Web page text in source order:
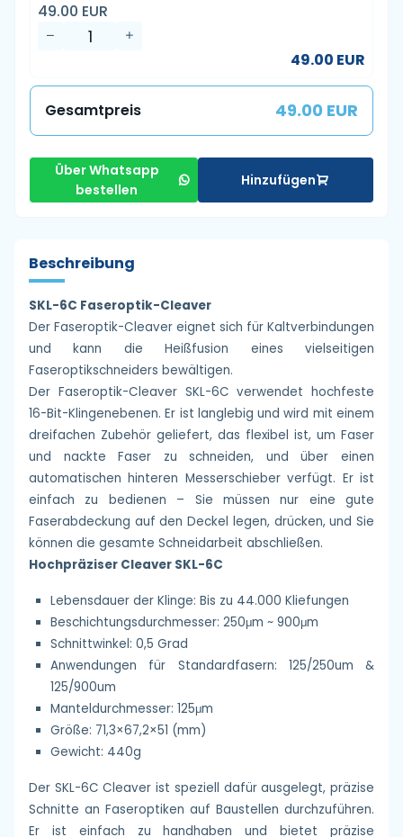
49.00 EUR
49.00 EUR
Gesamtpreis 49.00 EUR
Über Whatsapp
bestellen
Hinzufügen
Beschreibung
SKL-6C Faseroptik-Cleaver
Der Faseroptik-Cleaver eignet sich für Kaltverbindungen
und kann die Heißfusion eines vielseitigen
Faseroptikschneiders bewältigen.
Der Faseroptik-Cleaver SKL-6C verwendet hochfeste
16-Bit-Klingenebenen. Er ist langlebig und wird mit einem
dreifachen Zubehör geliefert, das flexibel ist, um Faser
und nackte Faser zu schneiden, und über einen
automatischen hinteren Messerschieber verfügt. Er ist
einfach zu bedienen – Sie müssen nur eine gute
Faserabdeckung auf den Deckel legen, drücken, und Sie
können die gesamte Schneidarbeit abschließen.
Hochpräziser Cleaver SKL-6C
Lebensdauer der Klinge: Bis zu 44.000 Kliefungen
Beschichtungsdurchmesser: 250μm ~ 900μm
Schnittwinkel: 0,5 Grad
Anwendungen für Standardfasern: 125/250um &
125/900um
Manteldurchmesser: 125μm
Größe: 71,3×67,2×51 (mm)
Gewicht: 440g
Der SKL-6C Cleaver ist speziell dafür ausgelegt, präzise
Schnitte an Faseroptiken auf Baustellen durchzuführen.
Er ist einfach zu handhaben und bietet präzise